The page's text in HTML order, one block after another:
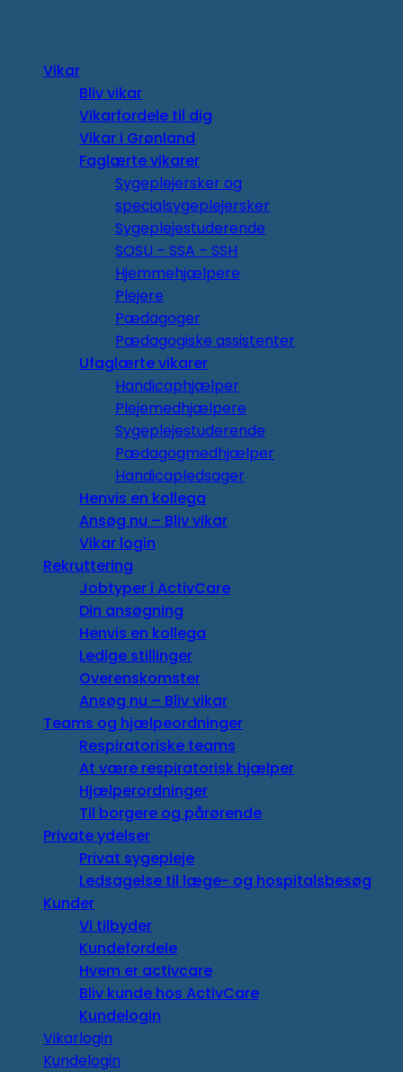
Vikar
Bliv vikar
Vikarfordele til dig
Vikar i Grønland
Faglærte vikarer
Sygeplejersker og
specialsygeplejersker
Sygeplejestuderende
SOSU – SSA – SSH
Hjemmehjælpere
Plejere
Pædagoger
Pædagogiske assistenter
Ufaglærte vikarer
Handicaphjælper
Plejemedhjælpere
Sygeplejestuderende
Pædagogmedhjælper
Handicapledsager
Henvis en kollega
Ansøg nu – Bliv vikar
Vikar login
Rekruttering
Jobtyper i ActivCare
Din ansøgning
Henvis en kollega
Ledige stillinger
Overenskomster
Ansøg nu – Bliv vikar
Teams og hjælpeordninger
Respiratoriske teams
At være respiratorisk hjælper
Hjælperordninger
Til borgere og pårørende
Private ydelser
Privat sygepleje
Ledsagelse til læge- og hospitalsbesøg
Kunder
Vi tilbyder
Kundefordele
Hvem er activcare
Bliv kunde hos ActivCare
Kundelogin
Vikarlogin
Kundelogin